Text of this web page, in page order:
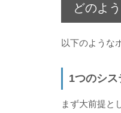
どのよ
以下のような
1つのシ
まず大前提と